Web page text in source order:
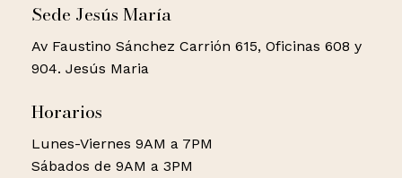
Sede Jesús María
Av Faustino Sánchez Carrión 615, Oficinas 608 y
904. Jesús Maria
Horarios
Lunes-Viernes 9AM a 7PM
Sábados de 9AM a 3PM